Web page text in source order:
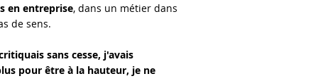
en entreprise, dans un métier dans
de sens.
sans cesse, j'avais
pour être à la hauteur, je ne